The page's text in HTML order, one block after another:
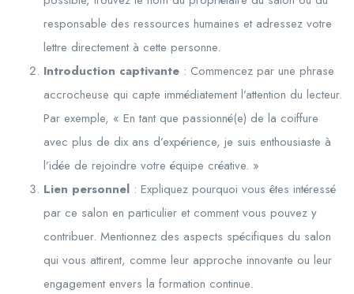
responsable des ressources humaines et adressez votre
lettre directement à cette personne.
Introduction captivante : Commencez par une phrase
accrocheuse qui capte immédiatement l’attention du lecteur.
Par exemple, « En tant que passionné(e) de la coiffure
avec plus de dix ans d’expérience, je suis enthousiaste à
l’idée de rejoindre votre équipe créative. »
Lien personnel : Expliquez pourquoi vous êtes intéressé
par ce salon en particulier et comment vous pouvez y
contribuer. Mentionnez des aspects spécifiques du salon
qui vous attirent, comme leur approche innovante ou leur
engagement envers la formation continue.